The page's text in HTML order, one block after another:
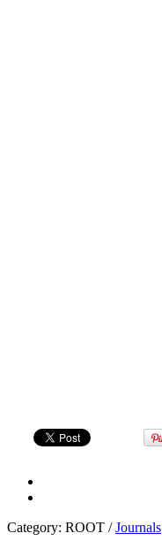
Category: ROOT /Journals